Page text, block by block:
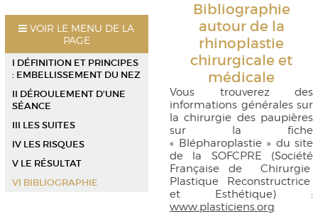
Bibliographie
autour de la
rhinoplastie
chirurgicale et
médicale
Vous trouverez des
informations générales sur
la chirurgie des paupières
sur la fiche
« Blépharoplastie » du site
de la SOFCPRE (Société
Française de Chirurgie
Plastique Reconstructrice
et Esthétique) :
www.plasticiens.org
VOIR LE MENU DE LA
PAGE
I DÉFINITION ET PRINCIPES
: EMBELLISSEMENT DU NEZ
II DÉROULEMENT D'UNE
SÉANCE
III LES SUITES
IV LES RISQUES
V LE RÉSULTAT
VI BIBLIOGRAPHIE